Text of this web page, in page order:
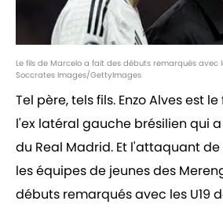
Le fils de Marcelo a fait des débuts remarqués avec
Soccrates Images/GettyImages
Tel père, tels fils. Enzo Alves est
l'ex latéral gauche brésilien qui
du Real Madrid. Et l'attaquant de
les équipes de jeunes des
débuts remarqués avec les U19